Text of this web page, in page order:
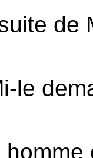
de
le